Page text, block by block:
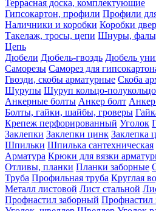
Террасная доска, комплектующие
Гипсокартон, профили Профили
Наличники и коробки Коробки
Такелаж, тросы, цепи Шнуры,
Цепь
Дюбели Дюбель-гвоздь Дюбель
Саморезы Саморез для
Гвозди, скобы арматурные Скоба
Шурупы Шуруп кольцо-полукольцо
Анкерные болты Анкер болт
Болты, гайки, шайбы, гроверы
Крепеж перфорированный Уголок
Заклепки Заклепки цинк Заклепка
Шпильки Шпилька сантехническая
Арматура Крюки для вязки
Отливы, планки Планки заборные
Труба Профильная труба Круглая
Металл листовой Лист стальной
Профнастил заборный Профнастил